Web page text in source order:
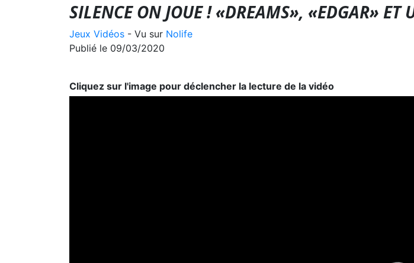
SILENCE ON JOUE ! «DREAMS», «EDGAR»
Jeux Vidéos - Vu sur Nolife
Publié le 09/03/2020
Cliquez sur l'image pour déclencher la lecture de la vidéo